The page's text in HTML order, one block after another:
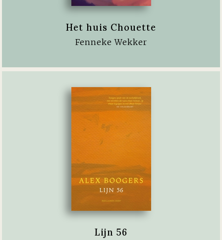
Het huis Chouette
Fenneke Wekker
Lijn 56